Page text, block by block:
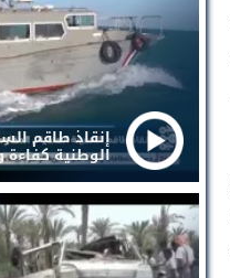
إنقاذ طاقم
الوطنية كفاءة